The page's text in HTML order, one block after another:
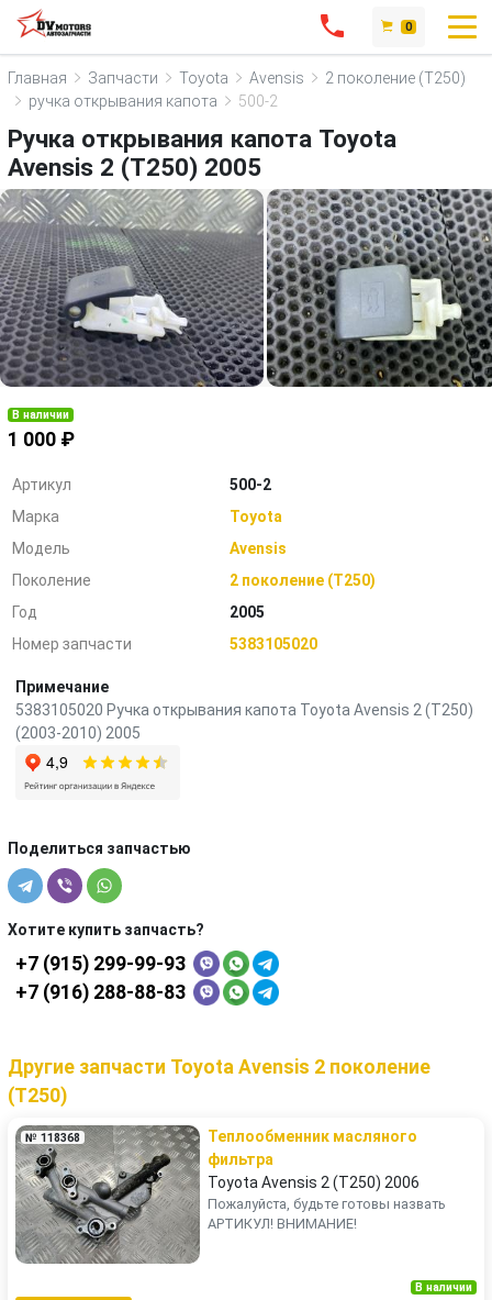
0
Главная Запчасти Toyota Avensis
2 поколение (T250)
ручка открывания капота
500-2
Ручка открывания капота Toyota
Avensis 2 (T250) 2005
В наличии
1 000 ₽
Артикул
500-2
Марка
Toyota
Модель
Avensis
Поколение
2 поколение (T250)
Год
2005
Номер запчасти
5383105020
Примечание
5383105020 Ручка открывания капота Toyota Avensis 2 (T250)
(2003-2010) 2005
Поделиться запчастью
Хотите купить запчасть?
+7 (915) 299-99-93
+7 (916) 288-88-83
Другие запчасти Toyota Avensis 2 поколение
(T250)
№ 118368
Теплообменник масляного
фильтра
Toyota Avensis 2 (T250) 2006
Пожалуйста, будьте готовы назвать
АРТИКУЛ! ВНИМАНИЕ!
В наличии